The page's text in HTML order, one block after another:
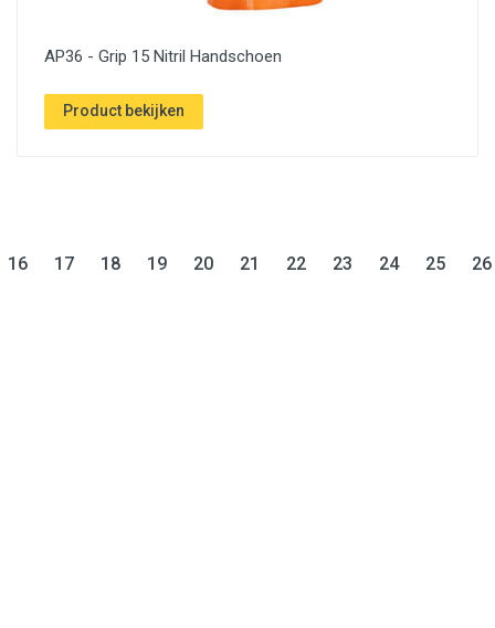
AP36 - Grip 15 Nitril Handschoen
Product bekijken
16(current)
17(current)
18(current)
19(current)
20(current)
21 (current)
22(current)
23(current)
24(current)
25 26